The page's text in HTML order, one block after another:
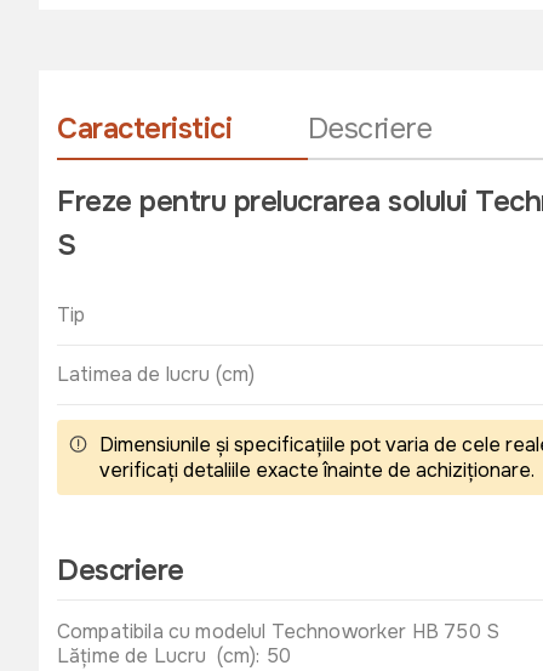
Caracteristici Descriere
Freze pentru prelucrarea solului
S
Tip
Latimea de lucru (cm)
Dimensiunile și specificațiile pot varia de cele
verificați detaliile exacte înainte de achiziționare.
Descriere
Compatibila cu modelul Technoworker HB 750 S
Lățime de Lucru (cm): 50